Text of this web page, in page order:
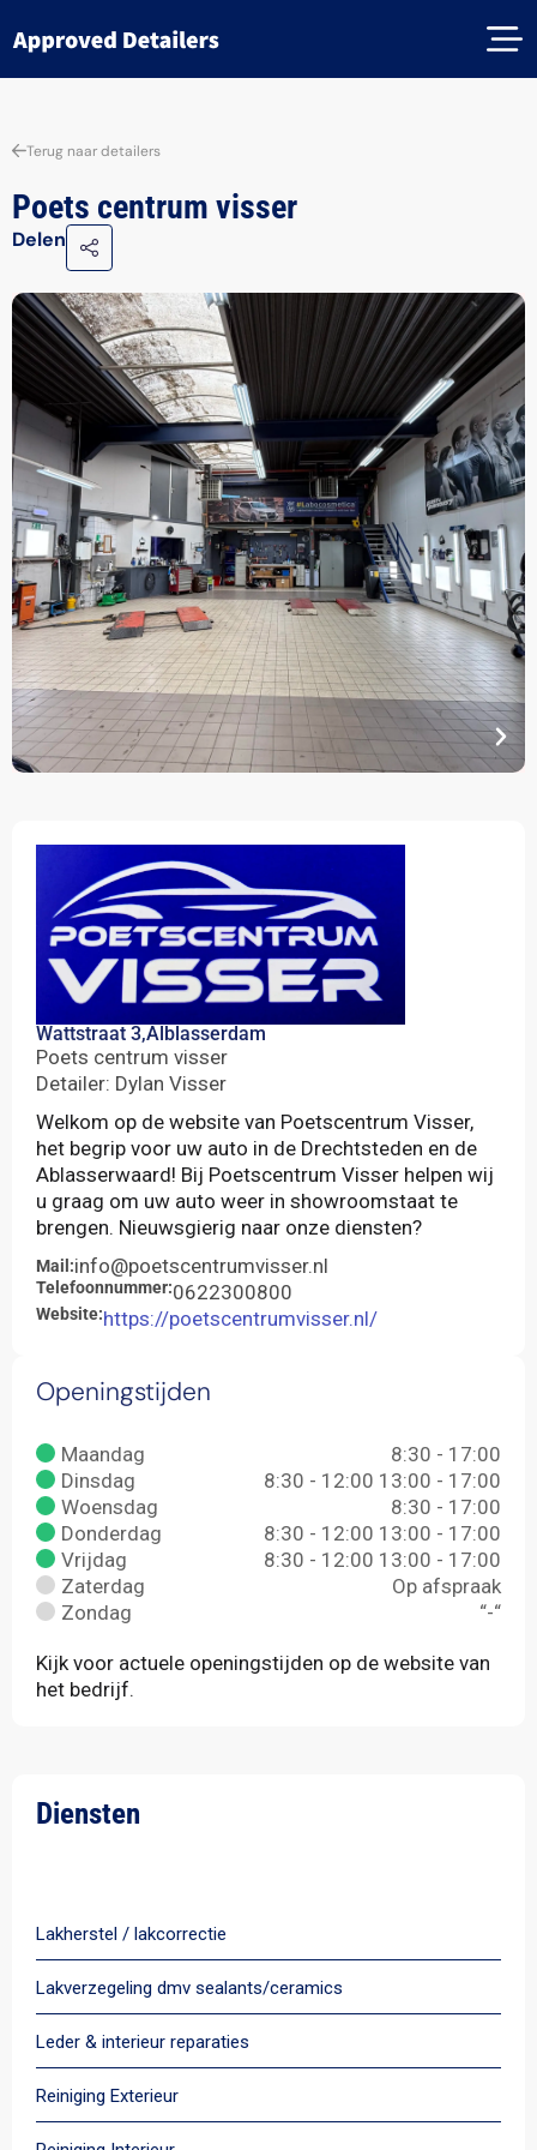
Terug naar detailers
Poets centrum visser
Delen
Wattstraat 3,Alblasserdam
Poets centrum visser
Detailer: Dylan Visser
Welkom op de website van Poetscentrum Visser,
het begrip voor uw auto in de Drechtsteden en de
Ablasserwaard! Bij Poetscentrum Visser helpen wij
u graag om uw auto weer in showroomstaat te
brengen. Nieuwsgierig naar onze diensten?
Mail:info@poetscentrumvisser.nl
Telefoonnummer:0622300800
Website:https://poetscentrumvisser.nl/
Openingstijden
Maandag
8:30 - 17:00
Dinsdag
8:30 - 12:00 13:00 - 17:00
Woensdag
8:30 - 17:00
Donderdag
8:30 - 12:00 13:00 - 17:00
Vrijdag
8:30 - 12:00 13:00 - 17:00
Zaterdag
Op afspraak
Zondag
“-“
Kijk voor actuele openingstijden op de website van
het bedrijf.
Diensten
Lakherstel / lakcorrectie
Lakverzegeling dmv sealants/ceramics
Leder & interieur reparaties
Reiniging Exterieur